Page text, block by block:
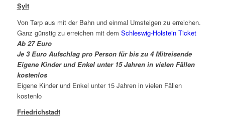
Sylt
Von Tarp aus mit der Bahn und einmal Umsteigen zu erreichen.
Ganz günstig zu erreichen mit dem Schleswig-Holstein Ticket
Ab 27 Euro
Je 3 Euro Aufschlag pro Person für bis zu 4 Mitreisende
Eigene Kinder und Enkel unter 15 Jahren in vielen Fällen
kostenlos
Eigene Kinder und Enkel unter 15 Jahren in vielen Fällen
kostenlo
Friedrichstadt